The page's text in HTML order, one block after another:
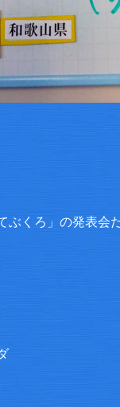
ぶくろ」の発表会